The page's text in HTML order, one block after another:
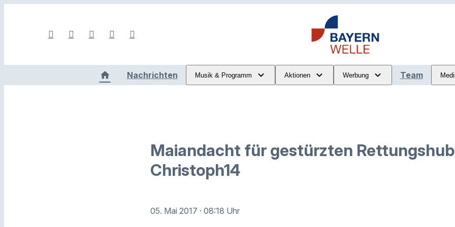
Nachrichten Musik & Programm Aktionen Werbung Team
Maiandacht für gestürzten
Christoph14
05. Mai 2017 · 08:18 Uhr